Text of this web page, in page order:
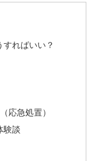
ればいい？
応急処置）
験談